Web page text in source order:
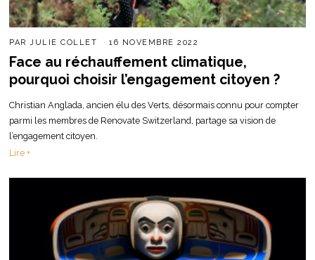
PARJULIE COLLET 16 NOVEMBRE 2022
Face au réchauffement climatique,
pourquoi choisir l’engagement citoyen ?
Christian Anglada, ancien élu des Verts, désormais connu pour compter
parmi les membres de Renovate Switzerland, partage sa vision de
l’engagement citoyen.
Lire +